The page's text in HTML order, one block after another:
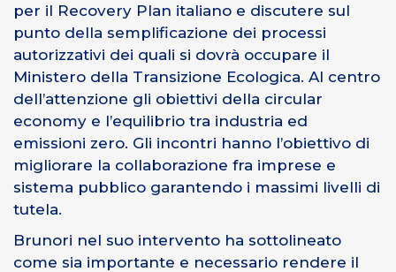
per il Recovery Plan italiano e discutere sul
punto della semplificazione dei processi
autorizzativi dei quali si dovrà occupare il
Ministero della Transizione Ecologica. Al centro
dell’attenzione gli obiettivi della circular
economy e l’equilibrio tra industria ed
emissioni zero. Gli incontri hanno l’obiettivo di
migliorare la collaborazione fra imprese e
sistema pubblico garantendo i massimi livelli di
tutela.
Brunori nel suo intervento ha sottolineato
come sia importante e necessario rendere il